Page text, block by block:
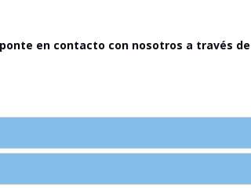
en contacto con nosotros a través